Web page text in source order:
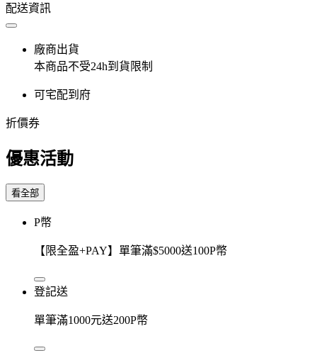
配送資訊
廠商出貨
本商品不受24h到貨限制
可宅配到府
折價券
優惠活動
看全部
P幣
【限全盈+PAY】單筆滿$5000送100P幣
登記送
單筆滿1000元送200P幣